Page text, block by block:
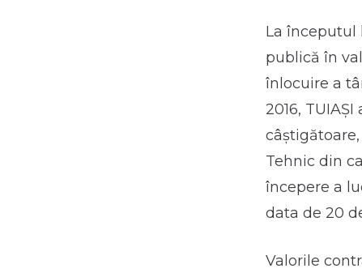
La începutul
publică în
înlocuire a
2016,
câștigătoare,
Tehnic din
începere a
data de 20
Valorile